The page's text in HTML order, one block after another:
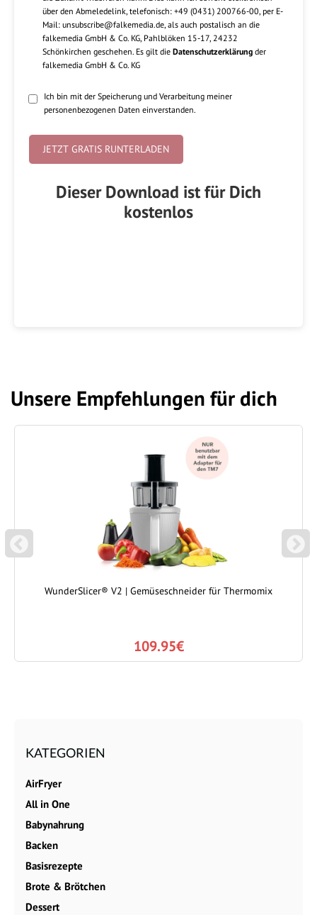
über den Abmeledelink, telefonisch: +49 (0431) 200766-00, per E-
Mail: unsubscribe@falkemedia.de, als auch postalisch an die
falkemedia GmbH & Co. KG, Pahlblöken 15-17, 24232
Schönkirchen geschehen. Es gilt dieDatenschutzerklärung der
falkemedia GmbH & Co. KG
Ich bin mit der Speicherung und Verarbeitung meiner
personenbezogenen Daten einverstanden.
Dieser Download ist für Dich
kostenlos
Unsere Empfehlungen für dich
P
REVIOUS
WunderSlicer® V2 | Gemüseschneider für Thermomix
109.95€
N
EXT
KATEGORIEN
AirFryer
All in One
Babynahrung
Backen
Basisrezepte
Brote & Brötchen
Dessert